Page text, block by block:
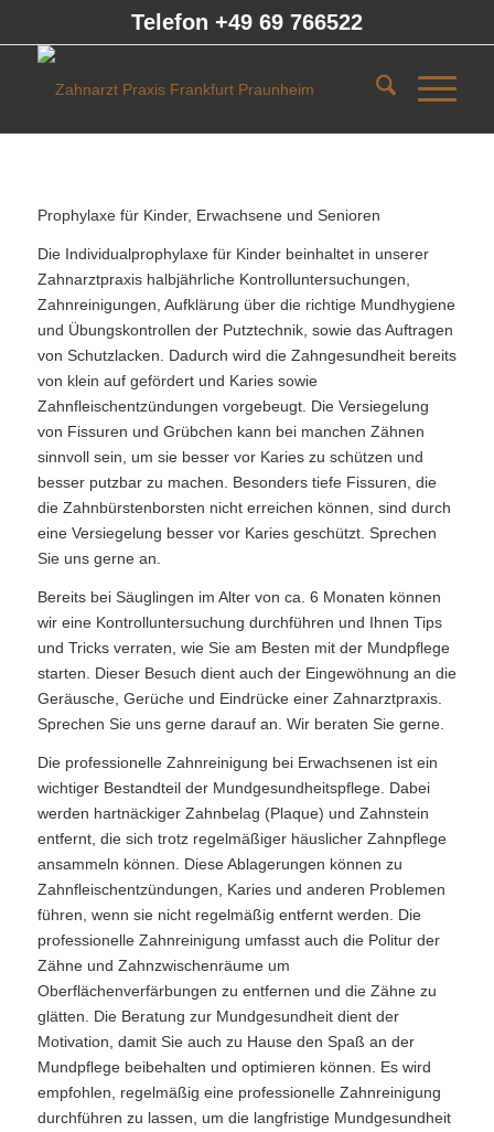
Telefon +49 69 766522
Prophylaxe für Kinder, Erwachsene und Senioren
Die Individualprophylaxe für Kinder beinhaltet in unserer
Zahnarztpraxis halbjährliche Kontrolluntersuchungen,
Zahnreinigungen, Aufklärung über die richtige Mundhygiene
und Übungskontrollen der Putztechnik, sowie das Auftragen
von Schutzlacken. Dadurch wird die Zahngesundheit bereits
von klein auf gefördert und Karies sowie
Zahnfleischentzündungen vorgebeugt. Die Versiegelung
von Fissuren und Grübchen kann bei manchen Zähnen
sinnvoll sein, um sie besser vor Karies zu schützen und
besser putzbar zu machen. Besonders tiefe Fissuren, die
die Zahnbürstenborsten nicht erreichen können, sind durch
eine Versiegelung besser vor Karies geschützt. Sprechen
Sie uns gerne an.
Bereits bei Säuglingen im Alter von ca. 6 Monaten können
wir eine Kontrolluntersuchung durchführen und Ihnen Tips
und Tricks verraten, wie Sie am Besten mit der Mundpflege
starten. Dieser Besuch dient auch der Eingewöhnung an die
Geräusche, Gerüche und Eindrücke einer Zahnarztpraxis.
Sprechen Sie uns gerne darauf an. Wir beraten Sie gerne.
Die professionelle Zahnreinigung bei Erwachsenen ist ein
wichtiger Bestandteil der Mundgesundheitspflege. Dabei
werden hartnäckiger Zahnbelag (Plaque) und Zahnstein
entfernt, die sich trotz regelmäßiger häuslicher Zahnpflege
ansammeln können. Diese Ablagerungen können zu
Zahnfleischentzündungen, Karies und anderen Problemen
führen, wenn sie nicht regelmäßig entfernt werden. Die
professionelle Zahnreinigung umfasst auch die Politur der
Zähne und Zahnzwischenräume um
Oberflächenverfärbungen zu entfernen und die Zähne zu
glätten. Die Beratung zur Mundgesundheit dient der
Motivation, damit Sie auch zu Hause den Spaß an der
Mundpflege beibehalten und optimieren können. Es wird
empfohlen, regelmäßig eine professionelle Zahnreinigung
durchführen zu lassen, um die langfristige Mundgesundheit